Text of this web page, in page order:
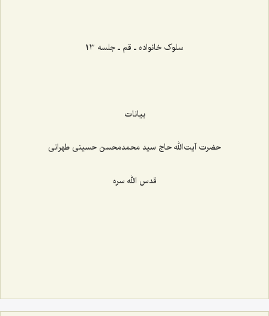
سلوک خانواده ـ قم ـ جلسه 13
بیانات
حضرت آیت‌الله حاج سید محمدمحسن حسینی طهرانی
قدس الله سره